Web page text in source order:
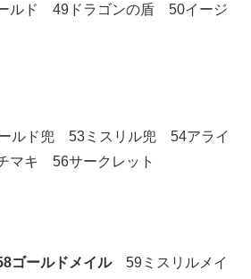
ルド 49ドラゴンの盾 50イージ
ド兜 53ミスリル兜 54アライ
マキ 56サークレット
ゴールドメイル59ミスリルメイ